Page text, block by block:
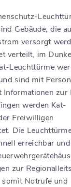
Gebäude, die
versorgt
verteilt, im
Leuchttürme
sind mit
Informationen zur
werden Kat-
Freiwilligen
Die
erreichbar
zur
Notrufe und